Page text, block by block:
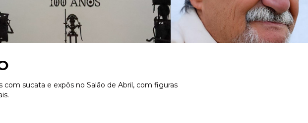
sucata e expôs no Salão de Abril, com figuras